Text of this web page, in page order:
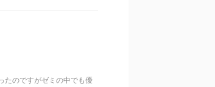
たのですがゼミの中でも優